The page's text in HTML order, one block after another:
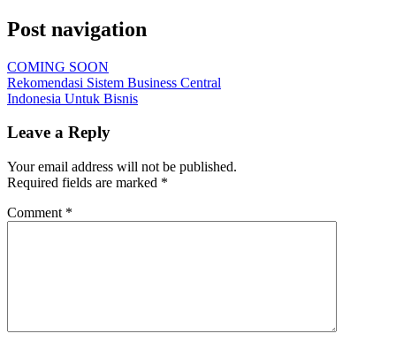
Post navigation
COMING SOON
Rekomendasi Sistem Business Central
Indonesia Untuk Bisnis
Leave a Reply
Your email address will not be published.
Required fields are marked *
Comment *